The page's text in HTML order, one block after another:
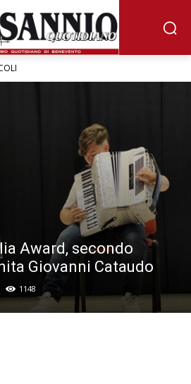
Award, secondo
Giovanni Cataudo
1148